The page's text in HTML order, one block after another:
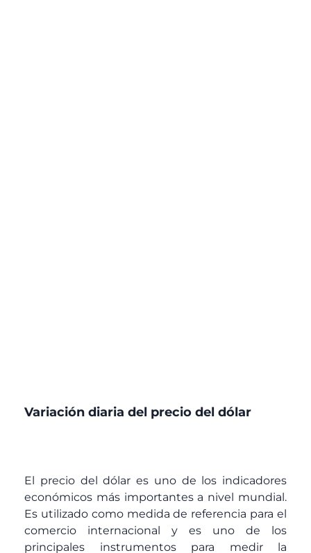
Variación diaria del precio del dólar
El precio del dólar es uno de los indicadores
económicos más importantes a nivel mundial.
Es utilizado como medida de referencia para el
comercio internacional y es uno de los
principales instrumentos para medir la